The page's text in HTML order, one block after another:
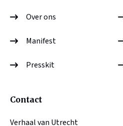
Over ons
Manifest
Presskit
Contact
Verhaal van Utrecht